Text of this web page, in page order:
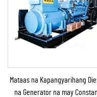
Mataas na Kapangyarihang
na Generator na may